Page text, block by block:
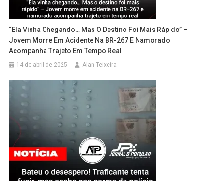
“Ela Vinha Chegando… Mas O Destino Foi Mais Rápido” –
Jovem Morre Em Acidente Na BR-267 E Namorado
Acompanha Trajeto Em Tempo Real
14 de abril de 2025 Alan Teixeira